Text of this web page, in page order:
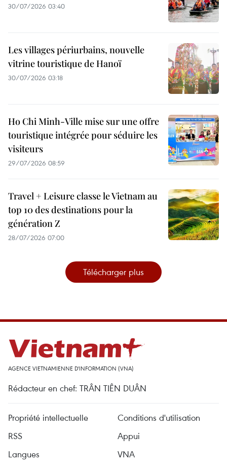
30/07/2026 03:40
Les villages périurbains, nouvelle
vitrine touristique de Hanoï
30/07/2026 03:18
Ho Chi Minh-Ville mise sur une offre
touristique intégrée pour séduire les
visiteurs
29/07/2026 08:59
Travel + Leisure classe le Vietnam au
top 10 des destinations pour la
génération Z
28/07/2026 07:00
Télécharger plus
AGENCE VIETNAMIENNE D'INFORMATION (VNA)
Rédacteur en chef: TRÂN TIÊN DUÂN
Propriété intellectuelle
Conditions d'utilisation
RSS
Appui
Langues
VNA